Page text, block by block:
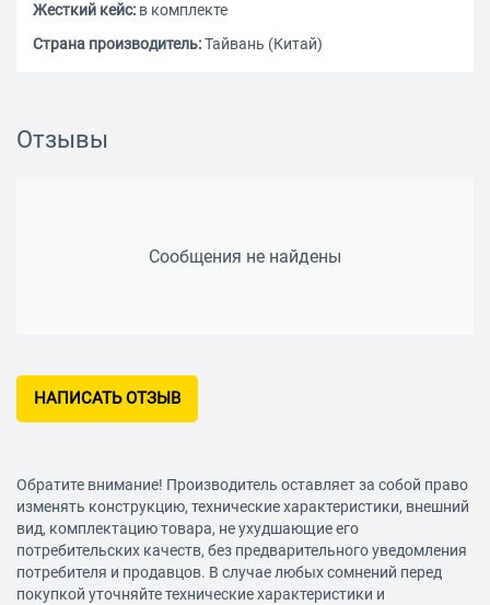
Жесткий кейс: в комплекте
Страна производитель:Тайвань (Китай)
Отзывы
Сообщения не найдены
НАПИСАТЬ ОТЗЫВ
Обратите внимание! Производитель оставляет за собой право
изменять конструкцию, технические характеристики, внешний
вид, комплектацию товара, не ухудшающие его
потребительских качеств, без предварительного уведомления
потребителя и продавцов. В случае любых сомнений перед
покупкой уточняйте технические характеристики и